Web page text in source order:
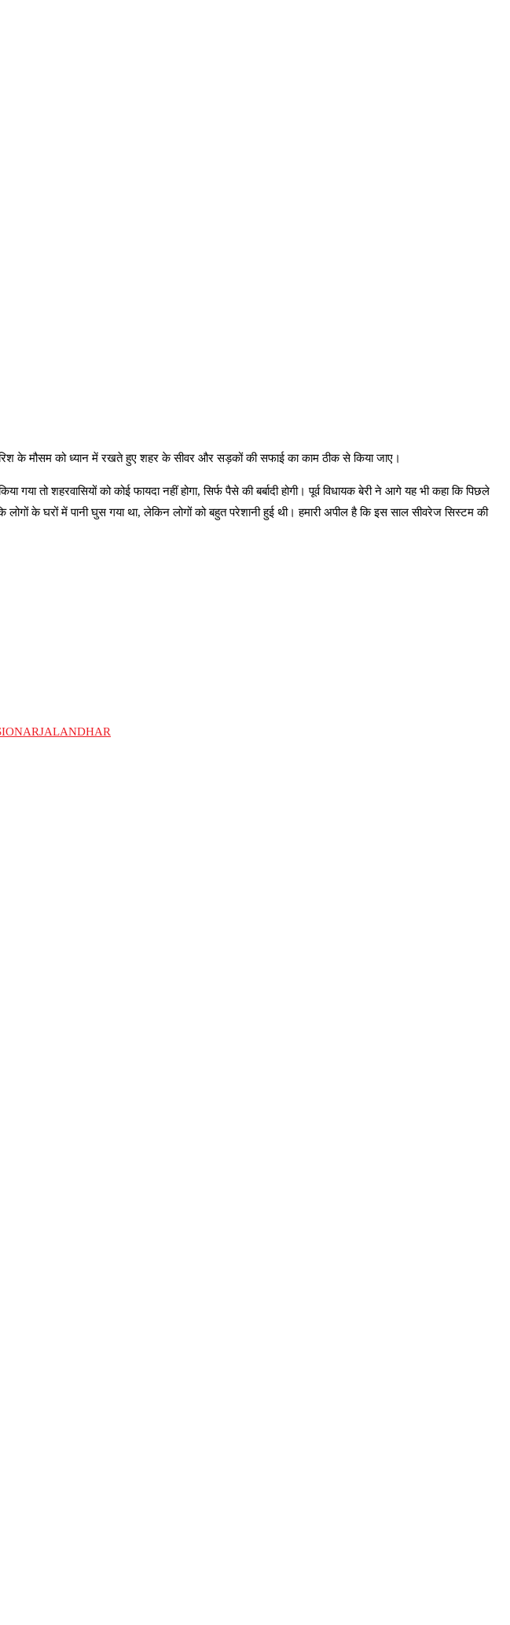
के मौसम को ध्यान में रखते हुए शहर के सीवर और सड़कों की सफाई का काम ठीक से किया जाए।
शहरवासियों को कोई फायदा नहीं होगा, सिर्फ पैसे की बर्बादी होगी। पूर्व विधायक बेरी ने आगे यह भी कहा कि पिछले
के घरों में पानी घुस गया था, लेकिन लोगों को बहुत परेशानी हुई थी। हमारी अपील है कि इस साल सीवरेज सिस्टम की